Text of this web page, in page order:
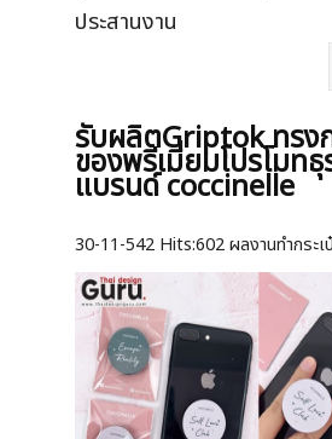
ประสานงาน
รับผลิตGriptok ทรง
ของพรีเมี่ยมโปรโมท
แบรนด์ coccinelle
30-11-542 Hits:602 ผลงานทำกระเ